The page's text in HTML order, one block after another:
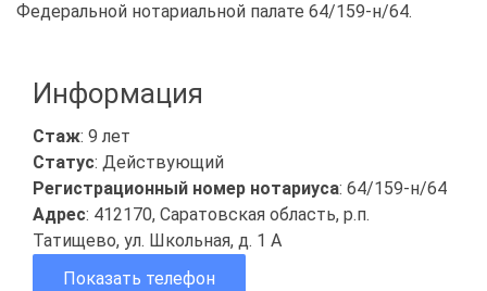
Федеральной нотариальной палате 64/159-н/64.
Информация
Стаж: 9 лет
Статус: Действующий
Регистрационный номер нотариуса: 64/159-н/64
Адрес: 412170, Саратовская область, р.п.
Татищево, ул. Школьная, д. 1 А
Показать телефон